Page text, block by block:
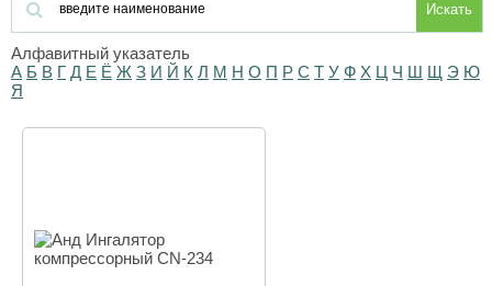
Искать
Алфавитный указатель
А Б В Г Д Е Ё Ж З И Й К Л М Н О П Р С Т У Ф Х Ц Ч Ш Щ Э Ю
Я